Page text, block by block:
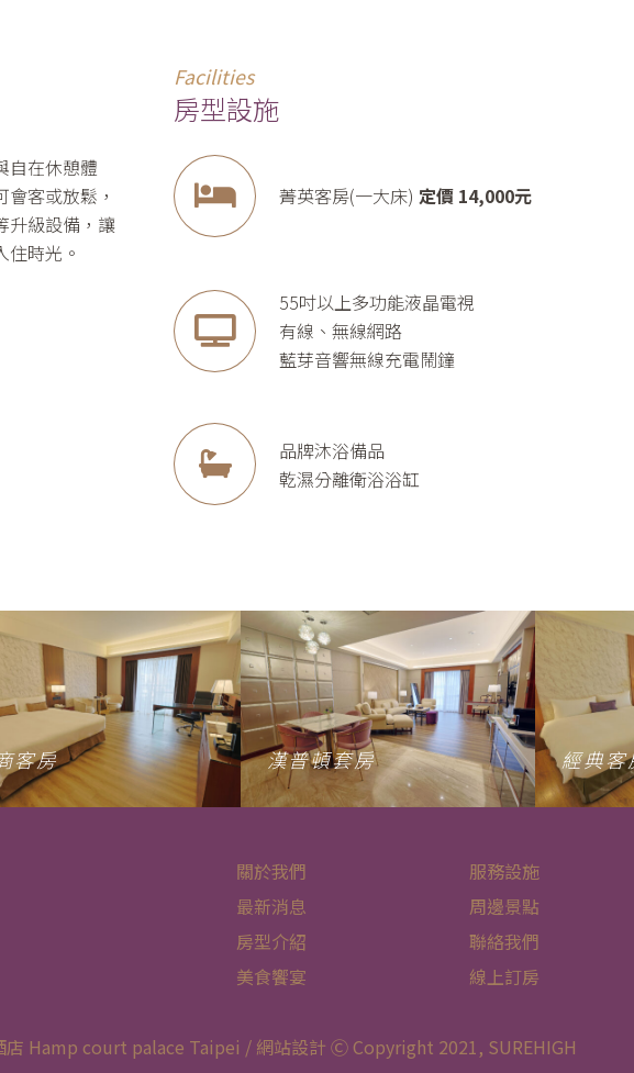
自在休憩體
客或放鬆，
升級設備，讓
時光。
Facilities
房型設施
菁英客房(一大床)定價 14,000元
55吋以上多功能液晶電視
有線、無線網路
藍芽音響無線充電鬧鐘
品牌沐浴備品
乾濕分離衛浴浴缸
客房 漢普頓套房 經典客
關於我們
最新消息
房型介紹
美食饗宴
服務設施
周邊景點
聯絡我們
線上訂房
店 Hamp court palace Taipei / 網站設計 Ⓒ Copyright 2021, SUREHIGH